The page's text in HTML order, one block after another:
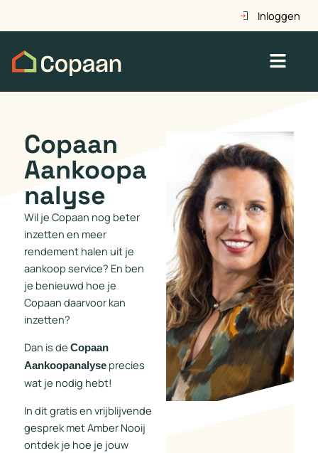
inhoud
Inloggen
Menu
Copaan
Aankoopa
nalyse
Wil je Copaan nog beter
inzetten en meer
rendement halen uit je
aankoop service? En ben
je benieuwd hoe je
Copaan daarvoor kan
inzetten?
Dan is de Copaan
Aankoopanalyse precies
wat je nodig hebt!
In dit gratis en vrijblijvende
gesprek met Amber Nooij
ontdek je hoe je jouw